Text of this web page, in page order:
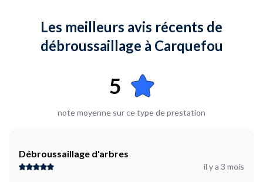
Les meilleurs avis récents de
débroussaillage à Carquefou
5
note moyenne sur ce type de prestation
Débroussaillage d'arbres
il y a 3 mois